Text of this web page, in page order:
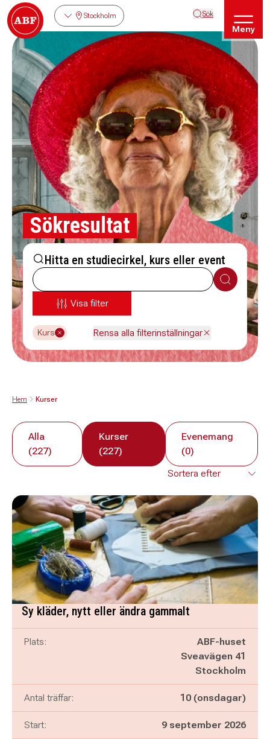
Stockholm Sök
Meny
Sökresultat
Hitta en studiecirkel, kurs eller event
Sök
Visa filter
Kurs Rensa alla filterinställningar
Hem Kurser
Alla
(227)
Kurser
(227)
Evenemang
(0)
Sy kläder, nytt eller ändra gammalt
Plats:
ABF-huset
Sveavägen 41
Stockholm
Antal träffar: 10 (onsdagar)
Start: 9 september 2026